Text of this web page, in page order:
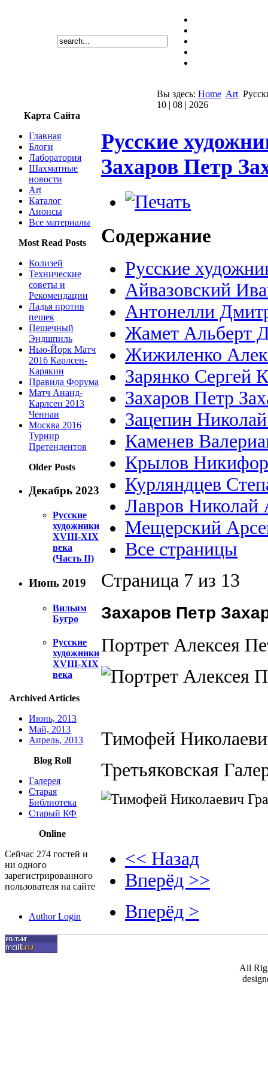
Вы здесь: Home Art
10 | 08 | 2026
Карта Сайта
Главная
Блоги
Лаборатория
Шахматные
новости
Art
Каталог
Анонсы
Все материалы
Most Read Posts
Колизей
Технические
советы и
Рекомендации
Ладья против
пешек
Пешечный
Эндшпиль
Нью-Йорк Матч
2016 Карлсен-
Карякин
Правила Форума
Матч Ананд-
Карлсен 2013
Ченнаи
Москва 2016
Турнир
Претендентов
Older Posts
Декабрь 2023
Русские
художники
XVIII-XIX
века
(Часть II)
Июнь 2019
Вильям
Бугро
Русские
художники
XVIII-XIX
века
Archived Articles
Июнь, 2013
Май, 2013
Апрель, 2013
Blog Roll
Галерея
Старая
Библиотека
Старый КФ
Online
Сейчас 274 гостей и
ни одного
зарегистрированного
пользователя на сайте
Author Login
Русские
Захаров Петр
Содержание
Русские
Айвазовский
Антонелли
Жамет Альберт
Жижиленко
Зарянко Сергей
Захаров Петр
Зацепин
Каменев
Крылов
Курляндцев
Лавров Николай
Мещерский
Все страницы
Страница 7 из 13
Захаров Петр
Портрет Алексея
Тимофей
Третьяковская
<< Назад
Вперёд >>
Вперёд >
All